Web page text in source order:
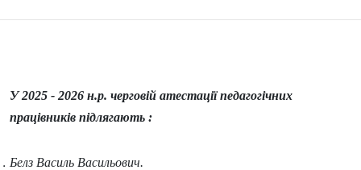
У 2025 - 2026 н.р. черговій атестації педагогічних
працівників підлягають :
Белз Василь Васильович.